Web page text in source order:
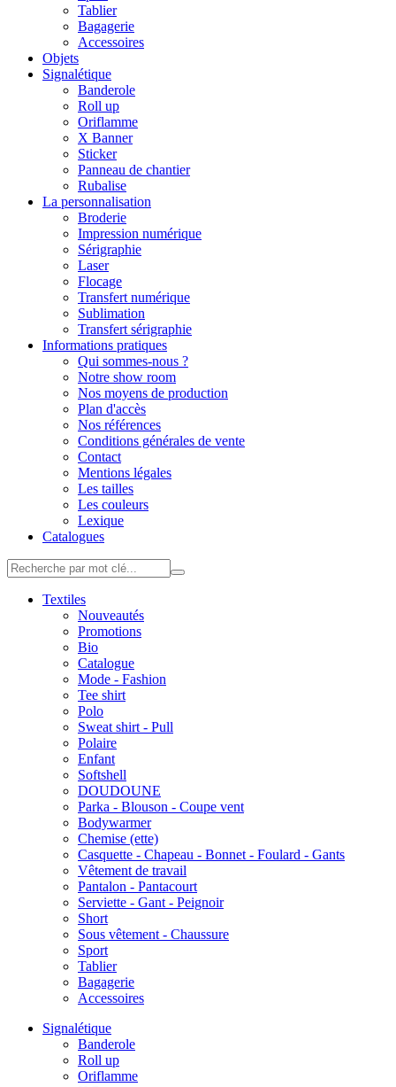
Tablier
Bagagerie
Accessoires
Objets
Signalétique
Banderole
Roll up
Oriflamme
X Banner
Sticker
Panneau de chantier
Rubalise
La personnalisation
Broderie
Impression numérique
Sérigraphie
Laser
Flocage
Transfert numérique
Sublimation
Transfert sérigraphie
Informations pratiques
Qui sommes-nous ?
Notre show room
Nos moyens de production
Plan d'accès
Nos références
Conditions générales de vente
Contact
Mentions légales
Les tailles
Les couleurs
Lexique
Catalogues
Textiles
Nouveautés
Promotions
Bio
Catalogue
Mode - Fashion
Tee shirt
Polo
Sweat shirt - Pull
Polaire
Enfant
Softshell
DOUDOUNE
Parka - Blouson - Coupe vent
Bodywarmer
Chemise (ette)
Casquette - Chapeau - Bonnet - Foulard - Gants
Vêtement de travail
Pantalon - Pantacourt
Serviette - Gant - Peignoir
Short
Sous vêtement - Chaussure
Sport
Tablier
Bagagerie
Accessoires
Signalétique
Banderole
Roll up
Oriflamme